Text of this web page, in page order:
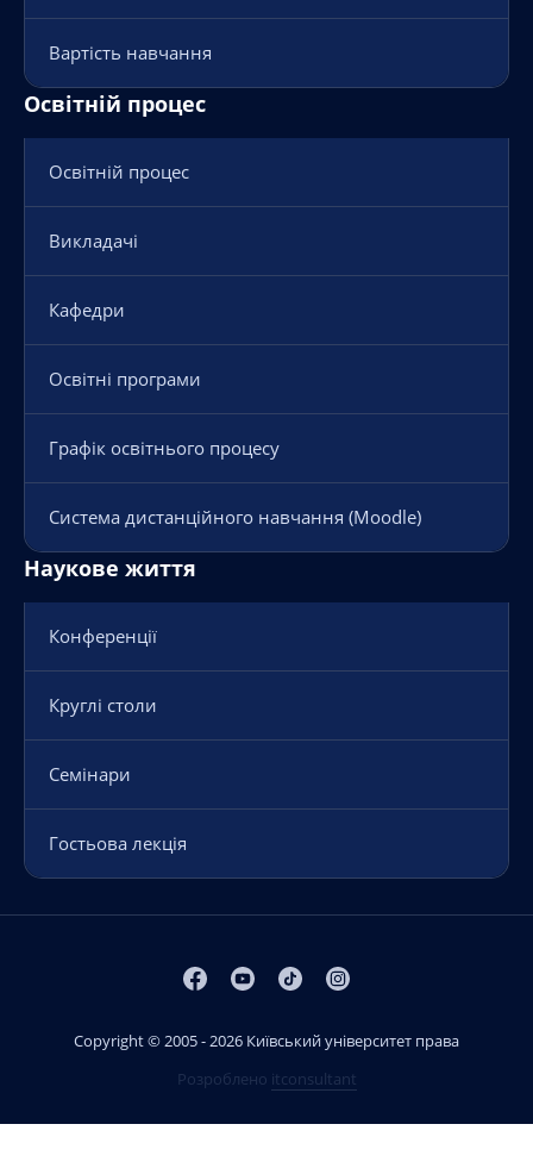
Вартість навчання
Освітній процес
Освітній процес
Викладачі
Кафедри
Освітні програми
Графік освітнього процесу
Система дистанційного навчання (Moodle)
Наукове життя
Конференції
Круглі столи
Семінари
Гостьова лекція
Copyright © 2005 - 2026 Київський університет права
Розроблено itconsultant